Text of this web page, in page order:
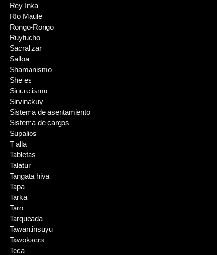
Rey Inka
Río Maule
Rongo-Rongo
Ruytucho
Sacralizar
Salloa
Shamanismo
She es
Sincretismo
Sirvinakuy
Sistema de asentamiento
Sistema de cargos
Supalios
T alla
Tabletas
Talatur
Tangata hiva
Tapa
Tarka
Taro
Tarqueada
Tawantinsuyu
Tawoksers
Teca